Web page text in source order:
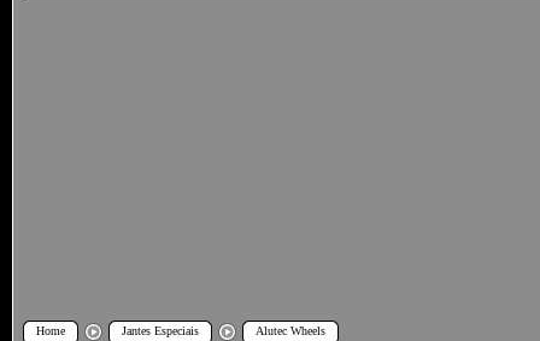
Home Jantes Especiais Alutec Wheels